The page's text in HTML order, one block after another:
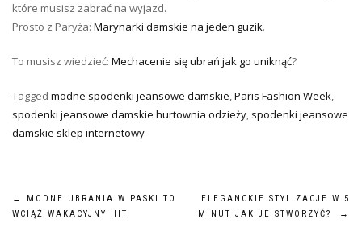
które musisz zabrać na wyjazd.
Prosto z Paryża: Marynarki damskie na jeden guzik.
To musisz wiedzieć: Mechacenie się ubrań jak go uniknąć?
Tagged modne spodenki jeansowe damskie,Paris Fashion Week,
spodenki jeansowe damskie hurtownia odzieży, spodenki jeansowe
damskie sklep internetowy
Nawigacja
←
MODNE UBRANIA W PASKI TO
WCIĄŻ WAKACYJNY HIT
ELEGANCKIE STYLIZACJE W 5
MINUT JAK JE STWORZYĆ?
→